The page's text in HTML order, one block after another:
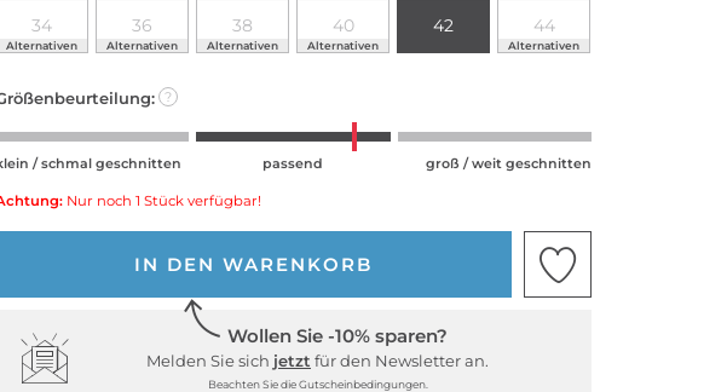
34
Alternativen
36
Alternativen
38
Alternativen
40
Alternativen
42 44
Alternativen
?
/ schmal geschnitten passend groß / weit geschnitten
Nur noch 1 Stück verfügbar!
IN DEN WARENKORB
Wollen Sie -10% sparen?
Melden Sie sich jetzt für den Newsletter an.
Beachten Sie die Gutscheinbedingungen.